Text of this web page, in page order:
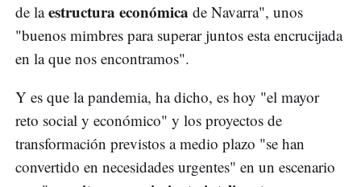
de laestructura económica de Navarra", unos
"buenos mimbres para superar juntos esta encrucijada
en la que nos encontramos".
Y es que la pandemia, ha dicho, es hoy "el mayor
reto social y económico" y los proyectos de
transformación previstos a medio plazo "se han
convertido en necesidades urgentes" en un escenario